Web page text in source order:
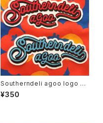
Southerndeli agoo logo ス
テッカー（M）
¥350